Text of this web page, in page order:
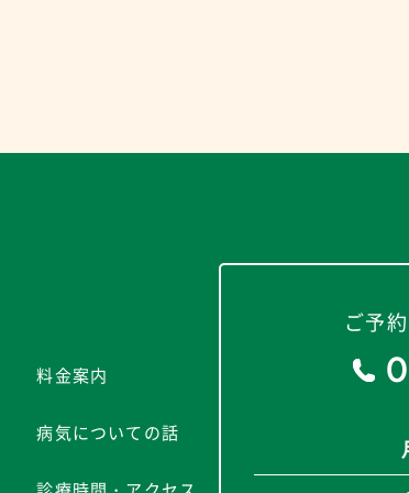
料金案内
病気についての話
ご予